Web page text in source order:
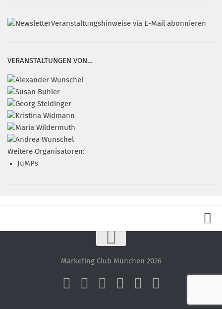
Veranstaltungshinweise via E-Mail abonnieren
VERANSTALTUNGEN VON…
Weitere Organisatoren:
JuMPs
Datenschutz – ganz einfach!
Datenschutzerklärung
Marketing Club München 2026